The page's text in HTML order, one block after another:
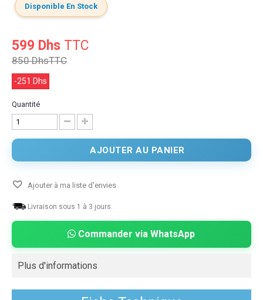
Disponible En Stock
599 Dhs TTC
850 DhsTTC
-251 Dhs
Quantité
AJOUTER AU PANIER
Ajouter à ma liste d'envies
Livraison sous 1 à 3 jours.
Commander via WhatsApp
Plus d'informations